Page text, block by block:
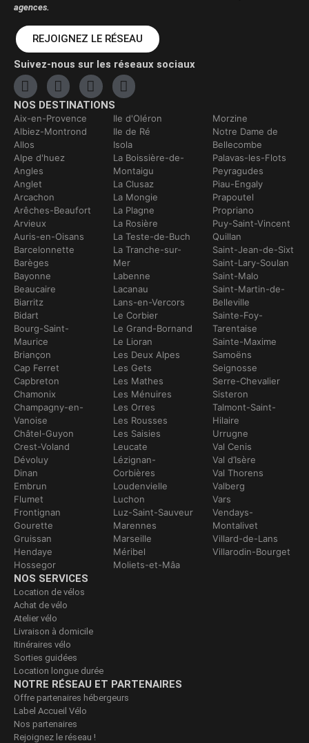
agences.
REJOIGNEZ LE RÉSEAU
Suivez-nous sur les réseaux sociaux
NOS DESTINATIONS
Aix-en-Provence
Albiez-Montrond
Allos
Alpe d'huez
Angles
Anglet
Arcachon
Arêches-Beaufort
Arvieux
Auris-en-Oisans
Barcelonnette
Barèges
Bayonne
Beaucaire
Biarritz
Bidart
Bourg-Saint-
Maurice
Briançon
Cap Ferret
Capbreton
Chamonix
Champagny-en-
Vanoise
Châtel-Guyon
Crest-Voland
Dévoluy
Dinan
Embrun
Flumet
Frontignan
Gourette
Gruissan
Hendaye
Hossegor
Ile d'Oléron
Ile de Ré
Isola
La Boissière-de-
Montaigu
La Clusaz
La Mongie
La Plagne
La Rosière
La Teste-de-Buch
La Tranche-sur-
Mer
Labenne
Lacanau
Lans-en-Vercors
Le Corbier
Le Grand-Bornand
Le Lioran
Les Deux Alpes
Les Gets
Les Mathes
Les Ménuires
Les Orres
Les Rousses
Les Saisies
Leucate
Lézignan-
Corbières
Loudenvielle
Luchon
Luz-Saint-Sauveur
Marennes
Marseille
Méribel
Moliets-et-Mâa
Morzine
Notre Dame de
Bellecombe
Palavas-les-Flots
Peyragudes
Piau-Engaly
Prapoutel
Propriano
Puy-Saint-Vincent
Quillan
Saint-Jean-de-Sixt
Saint-Lary-Soulan
Saint-Malo
Saint-Martin-de-
Belleville
Sainte-Foy-
Tarentaise
Sainte-Maxime
Samoëns
Seignosse
Serre-Chevalier
Sisteron
Talmont-Saint-
Hilaire
Urrugne
Val Cenis
Val d’Isère
Val Thorens
Valberg
Vars
Vendays-
Montalivet
Villard-de-Lans
Villarodin-Bourget
NOS SERVICES
Location de vélos
Achat de vélo
Atelier vélo
Livraison à domicile
Itinéraires vélo
Sorties guidées
Location longue durée
NOTRE RÉSEAU ET PARTENAIRES
Offre partenaires hébergeurs
Label Accueil Vélo
Nos partenaires
Rejoignez le réseau !